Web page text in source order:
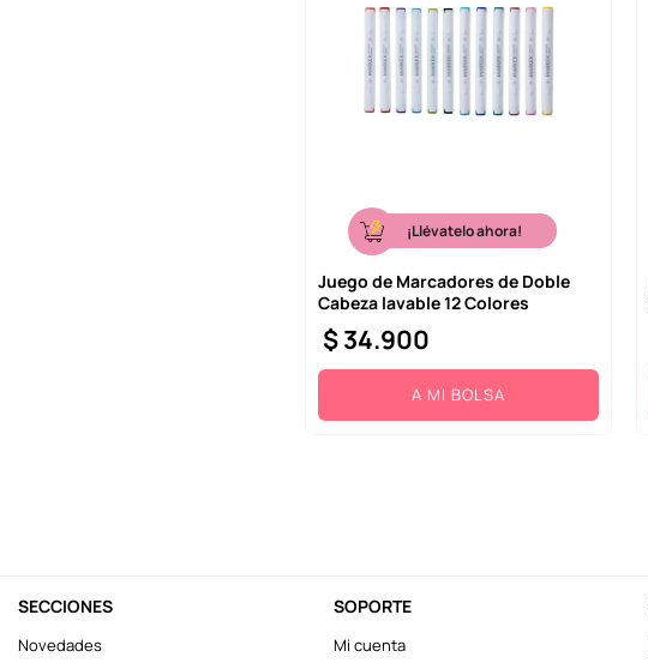
¡Llévatelo ahora!
Juego de Marcadores de Doble
Cabeza lavable 12 Colores
$34.900
A MI BOLSA
SECCIONES
Novedades
SOPORTE
Mi cuenta